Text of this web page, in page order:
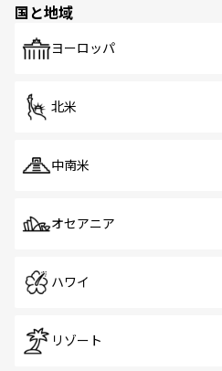
で、ホーカーズは地元の
国と地域
ヨーロッパ
北米
中南米
オセアニア
ハワイ
リゾート